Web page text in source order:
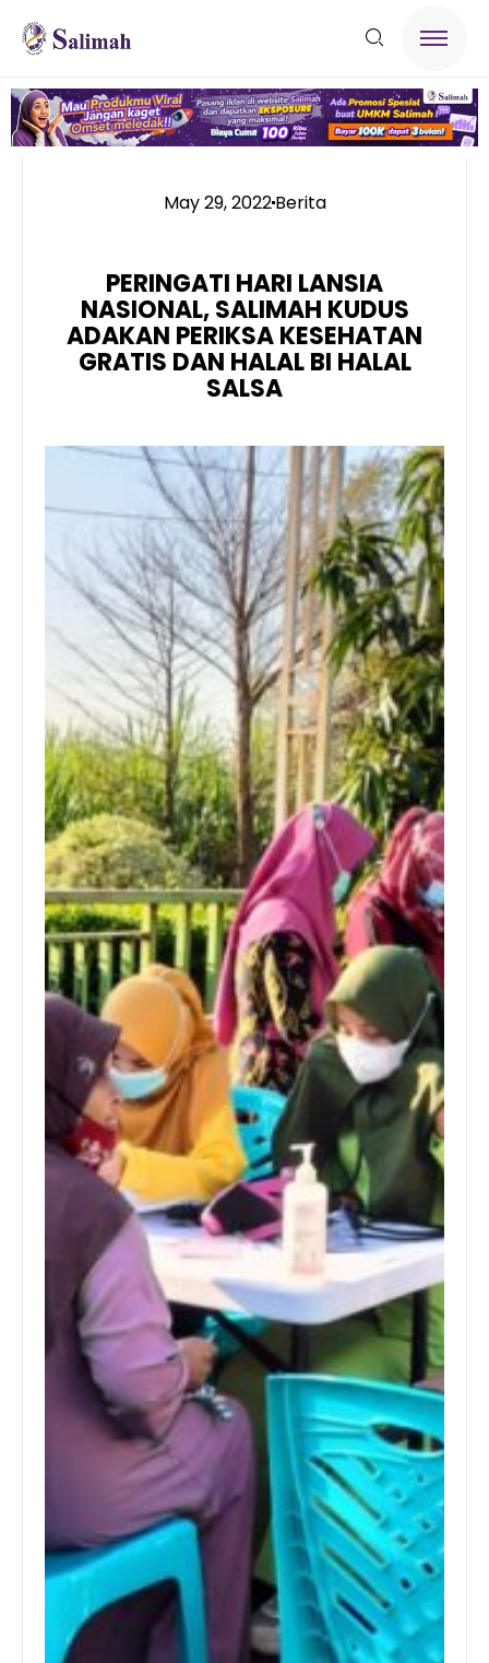
May 29, 2022Berita
PERINGATI HARI LANSIA
NASIONAL, SALIMAH KUDUS
ADAKAN PERIKSA KESEHATAN
GRATIS DAN HALAL BI HALAL
SALSA